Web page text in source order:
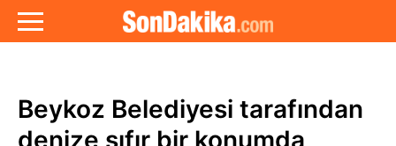
Beykoz Belediyesi tarafından
denize sıfır bir konumda